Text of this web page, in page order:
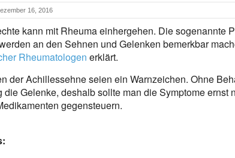
16, 2016
kann mit Rheuma einhergehen. Die sogenannte
an den Sehnen und Gelenken bemerkbar
Rheumatologen erklärt.
der Achillessehne seien ein Warnzeichen. Ohne
die Gelenke, deshalb sollte man die Symptome ernst
gegensteuern.